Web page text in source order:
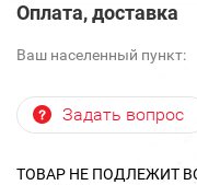
Оплата, доставка
Ваш населенный пункт:
Задать вопрос
ТОВАР НЕ ПОДЛЕЖИТ